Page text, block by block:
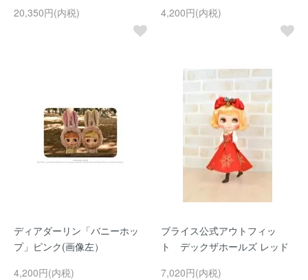
20,350円(内税)
4,200円(内税)
ディアダーリン「バニーホッ
プ」ピンク(画像左）
4,200円(内税)
ブライス公式アウトフィッ
ト デックザホールズ レッド
7,020円(内税)